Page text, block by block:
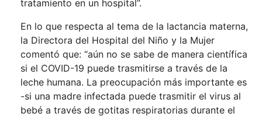
tratamiento en un hospital”.
En lo que respecta al tema de la lactancia materna,
la Directora del Hospital del Niño y la Mujer
comentó que: “aún no se sabe de manera científica
si el COVID-19 puede trasmitirse a través de la
leche humana. La preocupación más importante es
-si una madre infectada puede trasmitir el virus al
bebé a través de gotitas respiratorias durante el